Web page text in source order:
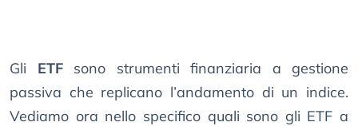
Gli ETFsono strumenti finanziaria a gestione
passiva che replicano l’andamento di un indice.
Vediamo ora nello specifico quali sono gli ETF a